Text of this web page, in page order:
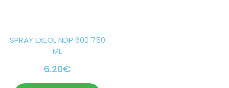
SPRAY EXEOL NDP 600 750
ML
6.20€